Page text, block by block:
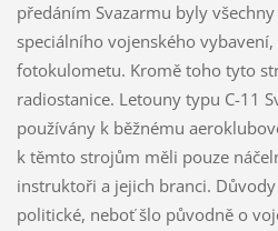
předáním Svazarmu byly všechny
speciálního vojenského
fotokulometu. Kromě toho tyto
radiostanice. Letouny typu C-11
používány k běžnému
k těmto strojům měli pouze
instruktoři a jejich branci.
politické, neboť šlo původně o